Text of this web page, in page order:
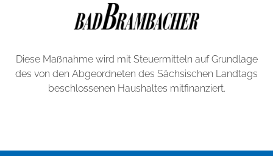
Diese Maßnahme wird mit Steuermitteln auf Grundlage
des von den Abgeordneten des Sächsischen Landtags
beschlossenen Haushaltes mitfinanziert.